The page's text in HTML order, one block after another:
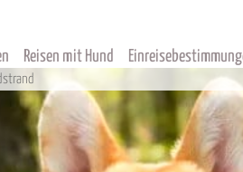
Reisen mit Hund